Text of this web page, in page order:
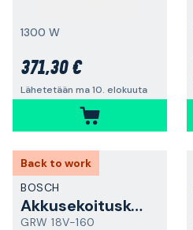
1300 W
371,30 €
Lähetetään ma 10. elokuuta
Back to work
BOSCH
Akkusekoituskone
GRW 18V-160